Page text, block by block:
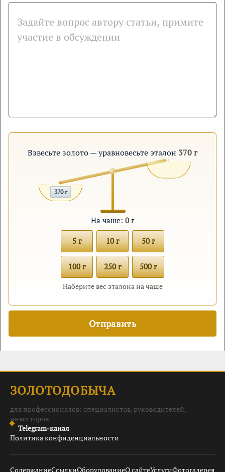
Взвесьте золото — уравновесьте эталон 370 г
370 г
На чаше: 0 г
5 г 10 г 50 г
100 г 250 г 500 г
Наберите вес эталона на чаше
ЗОЛОТОДОБЫЧА
для профессионалов: специалистов, руководителей,
инвесторов
Telegram-канал
Политика конфиденциальности
СодержаниеСсылкиОборудованиеО сайтеУслугиФотогалерея